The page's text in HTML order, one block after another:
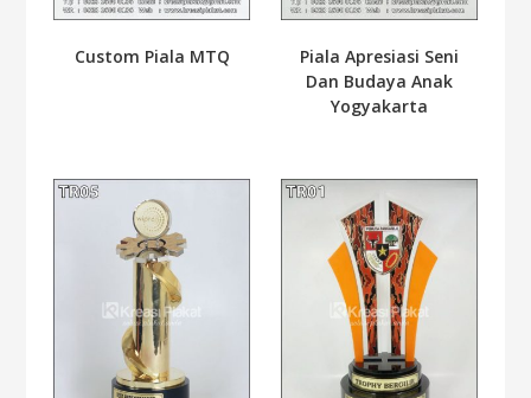
Custom Piala MTQ
Piala Apresiasi Seni
Dan Budaya Anak
Yogyakarta